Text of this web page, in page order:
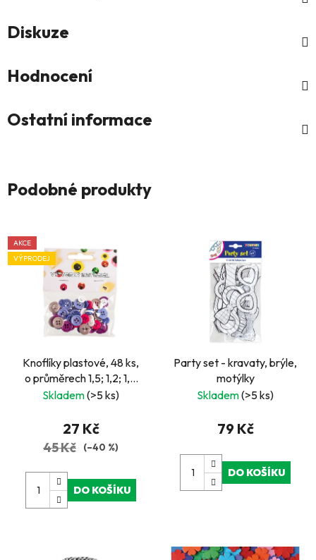
Diskuze
Hodnocení
Ostatní informace
Podobné produkty
AKCE
VÝPRODEJ
Knoflíky plastové, 48 ks,
o průměrech 1,5; 1,2; 1,0
cm
Skladem(>5 ks)
27 Kč
45 Kč (–40 %)
DO KOŠÍKU
Party set - kravaty, brýle,
motýlky
Skladem(>5 ks)
79 Kč
DO KOŠÍKU